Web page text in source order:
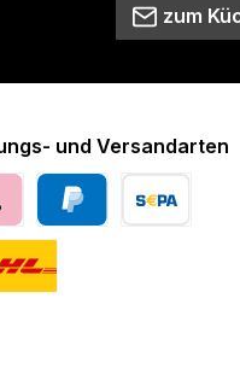
zum
und Versandarten
PayPal